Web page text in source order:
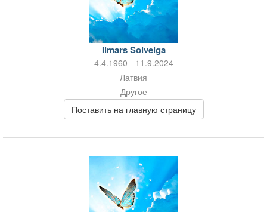
Ilmars Solveiga
4.4.1960 - 11.9.2024
Латвия
Другое
Поставить на главную страницу